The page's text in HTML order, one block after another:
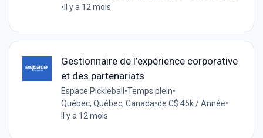
•Il y a 12 mois
Gestionnaire de l’expérience corporative
et des partenariats
Espace Pickleball •Temps plein•
Québec, Québec, Canada•de C$ 45k / Année•
Il y a 12 mois